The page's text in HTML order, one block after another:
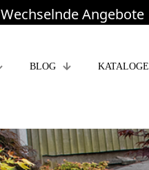
Wechselnde Angebote
BLOG KATALOGE